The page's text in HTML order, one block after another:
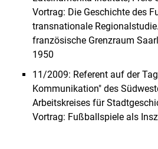
Vortrag: Die Geschichte des
transnationale
französische Grenzraum
1950
11/2009: Referent auf der
Kommunikation" des
Arbeitskreises für
Vortrag: Fußballspiele als